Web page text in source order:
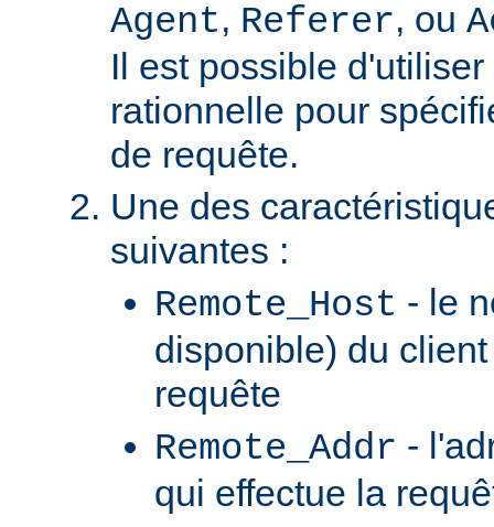
Agent, Referer, ou
Il est possible
rationnelle pour
de requête.
Une des
suivantes :
Remote_Host - le
disponible) du
requête
Remote_Addr -
qui effectue la